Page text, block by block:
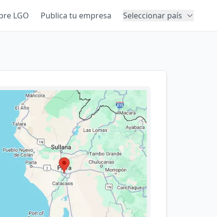
LGO Publica tu empresa Seleccionar país